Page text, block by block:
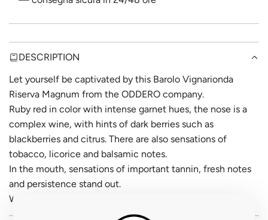
DESCRIPTION
Let yourself be captivated by this Barolo Vignarionda
Riserva Magnum from the ODDERO company.
Ruby red in color with intense garnet hues, the nose is a
complex wine, with hints of dark berries such as
blackberries and citrus. There are also sensations of
tobacco, licorice and balsamic notes.
In the mouth, sensations of important tannin, fresh notes
and persistence stand out.
Wine of great longevity.